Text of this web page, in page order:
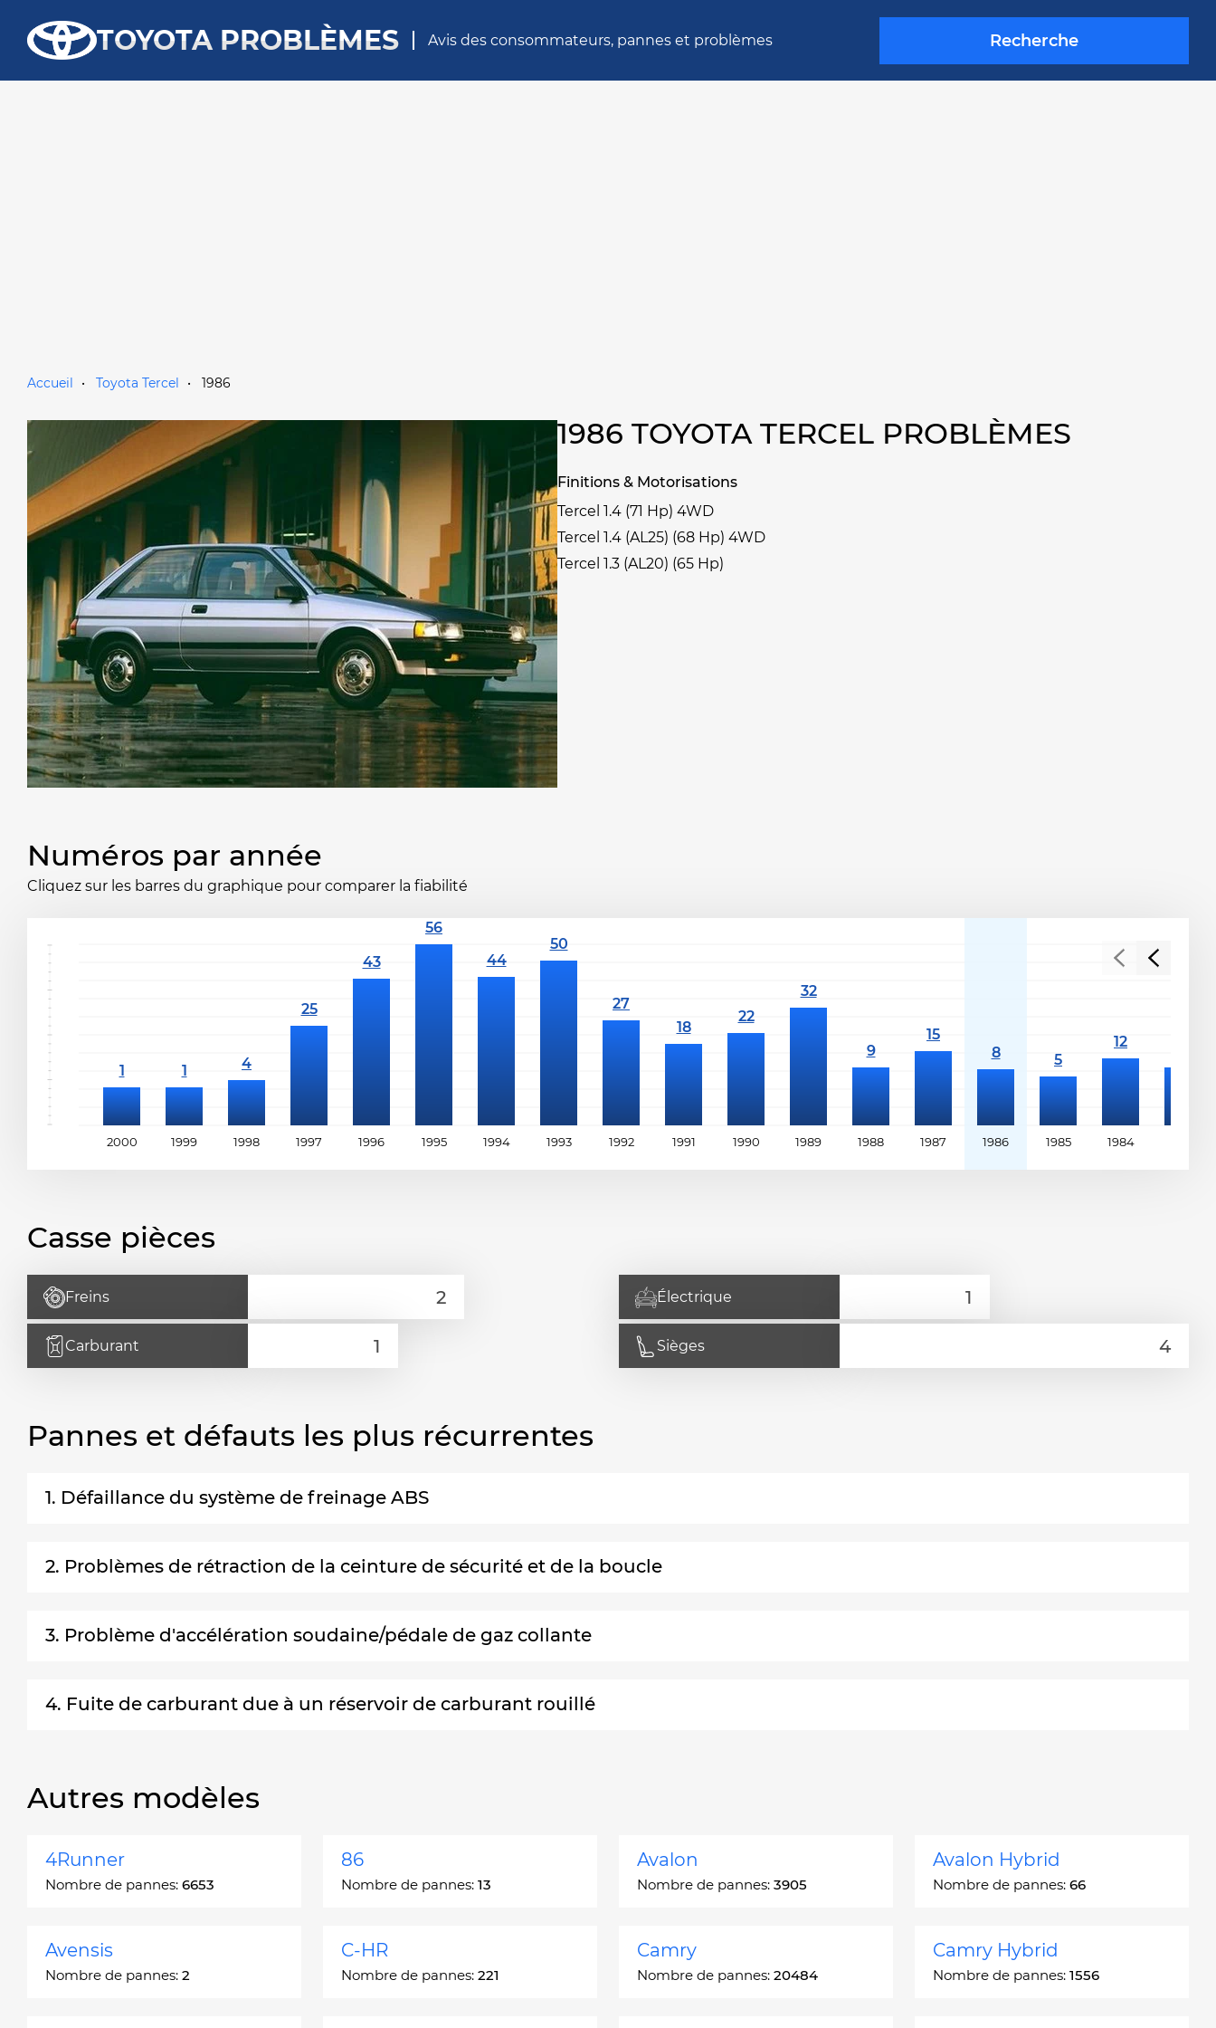
TOYOTA PROBLÈMES Avis des consommateurs, pannes et problèmes Recherche
Accueil Toyota Tercel 1986
1986 TOYOTA TERCEL PROBLÈMES
Finitions & Motorisations
Tercel 1.4 (71 Hp) 4WD
Tercel 1.4 (AL25) (68 Hp) 4WD
Tercel 1.3 (AL20) (65 Hp)
Numéros par année
Cliquez sur les barres du graphique pour comparer la fiabilité
2000 1999 1998 1997 1996 1995 1994 1993 1992 1991 1990 1989 1988 1987 1986 1985 1984
Casse pièces
Freins Électrique
Carburant Sièges
Pannes et défauts les plus récurrentes
1. Défaillance du système de freinage ABS
2. Problèmes de rétraction de la ceinture de sécurité et de la boucle
3. Problème d'accélération soudaine/pédale de gaz collante
4. Fuite de carburant due à un réservoir de carburant rouillé
Autres modèles
4Runner
Nombre de pannes: 6653
86
Nombre de pannes: 13
Avalon
Nombre de pannes: 3905
Avalon Hybrid
Nombre de pannes: 66
Avensis
Nombre de pannes: 2
C-HR
Nombre de pannes: 221
Camry
Nombre de pannes: 20484
Camry Hybrid
Nombre de pannes: 1556